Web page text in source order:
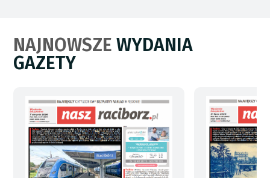
NAJNOWSZEWYDANIA
GAZETY